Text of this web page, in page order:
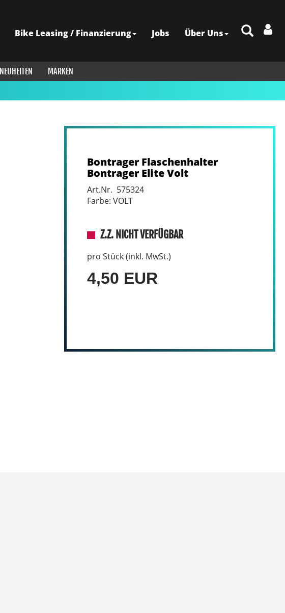
Bike Leasing / Finanzierung Jobs Über Uns
NEUHEITEN
MARKEN
Bontrager Flaschenhalter
Bontrager Elite Volt
Art.Nr. 575324
Farbe: VOLT
Z.Z. NICHT VERFÜGBAR
pro Stück (inkl. MwSt.)
4,50 EUR